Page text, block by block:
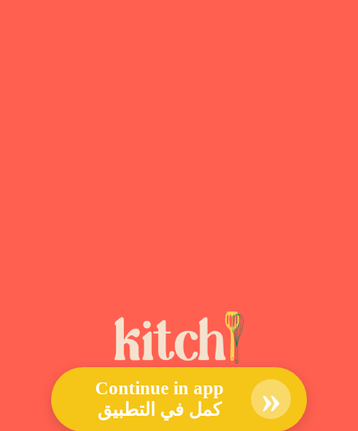
Continue in app
كمل في التطبيق
»